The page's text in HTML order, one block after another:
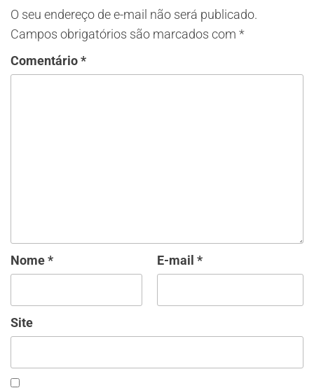
O seu endereço de e-mail não será publicado.
Campos obrigatórios são marcados com *
Comentário*
Nome* E-mail *
Site